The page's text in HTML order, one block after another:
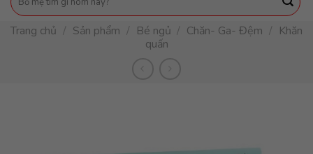
kiếm:
Trang chủ / Sản phẩm / Bé ngủ / Chăn- Ga- Đệm / Khăn
quấn